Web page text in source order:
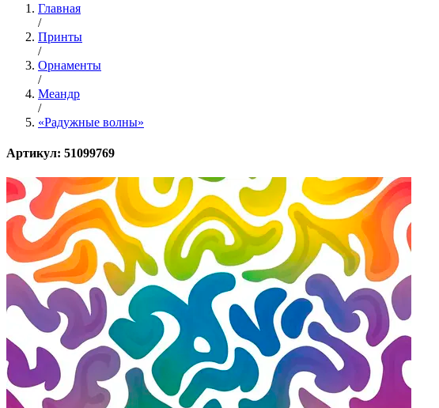
Главная
/
Принты
/
Орнаменты
/
Меандр
/
«Радужные волны»
Артикул: 51099769